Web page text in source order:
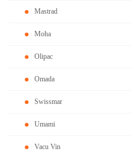
Mastrad
Moha
Olipac
Omada
Swissmar
Umami
Vacu Vin